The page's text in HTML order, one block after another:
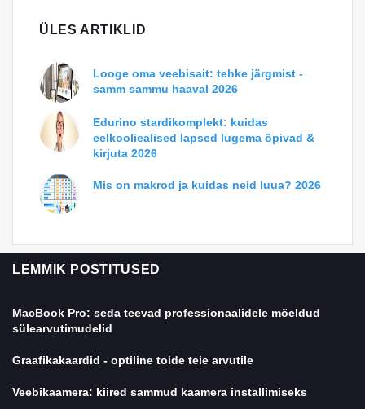
ÜLES ARTIKLID
Looge oma veebisait: tehke järgmist -
samm sammu haaval 2026
Edurino stardikomplekt: kuidas
eelkooliealised lapsed lugema õpivad &
kirjuta 2026
Mis on makrod ja kuidas neid luua? 2026
LEMMIK POSTITUSED
MacBook Pro: seda teevad professionaalidele mõeldud
sülearvutimudelid
Graafikakaardid - optiline toide teie arvutile
Veebikaamera: kiired sammud kaamera installimiseks